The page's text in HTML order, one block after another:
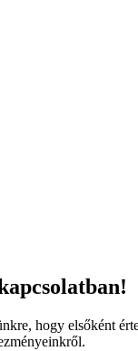
hogy elsőként